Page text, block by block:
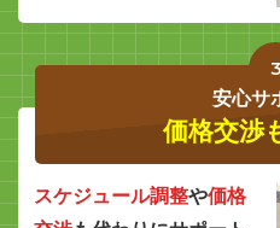
3
安心サ
価格交渉
スケジュール調整や価格